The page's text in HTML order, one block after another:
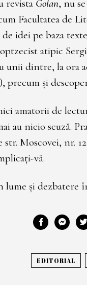
revista Golan, nu
Facultatea de
de idei pe baza
atipic
unii dintre, la ora
precum și
amatorii de
au nicio scuză.
str. Moscovei, nr.
vă.
lume și dezbatere
EDITORIAL